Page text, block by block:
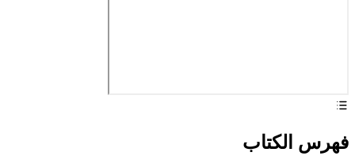
فهرس الكتاب